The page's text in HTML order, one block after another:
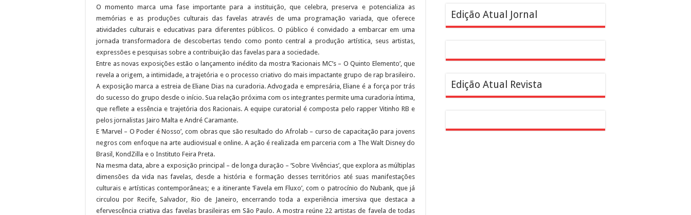
Representantes de bairros apresentam demandas de zeladoria na Casa Civil
O momento marca uma fase importante para a instituição, que celebra, preserva e potencializa as
memórias e as produções culturais das favelas através de uma programação variada, que oferece
atividades culturais e educativas para diferentes públicos. O público é convidado a embarcar em uma
jornada transformadora de descobertas tendo como ponto central a produção artística, seus artistas,
expressões e pesquisas sobre a contribuição das favelas para a sociedade.
Entre as novas exposições estão o lançamento inédito da mostra ‘Racionais MC’s – O Quinto Elemento’, que
revela a origem, a intimidade, a trajetória e o processo criativo do mais impactante grupo de rap brasileiro.
A exposição marca a estreia de Eliane Dias na curadoria. Advogada e empresária, Eliane é a força por trás
do sucesso do grupo desde o início. Sua relação próxima com os integrantes permite uma curadoria íntima,
que reflete a essência e trajetória dos Racionais. A equipe curatorial é composta pelo rapper Vitinho RB e
pelos jornalistas Jairo Malta e André Caramante.
E ‘Marvel – O Poder é Nosso’, com obras que são resultado do Afrolab – curso de capacitação para jovens
negros com enfoque na arte audiovisual e online. A ação é realizada em parceria com a The Walt Disney do
Brasil, KondZilla e o Instituto Feira Preta.
Na mesma data, abre a exposição principal – de longa duração – ‘Sobre Vivências’, que explora as múltiplas
dimensões da vida nas favelas, desde a história e formação desses territórios até suas manifestações
culturais e artísticas contemporâneas; e a itinerante ‘Favela em Fluxo’, com o patrocínio do Nubank, que já
circulou por Recife, Salvador, Rio de Janeiro, encerrando toda a experiência imersiva que destaca a
efervescência criativa das favelas brasileiras em São Paulo. A mostra reúne 22 artistas de favela de todas
Edição Atual Jornal
Edição Atual Revista